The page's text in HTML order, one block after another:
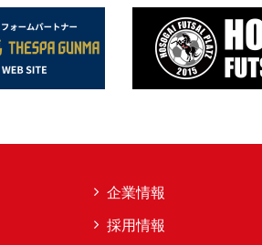
企業情報
採用情報